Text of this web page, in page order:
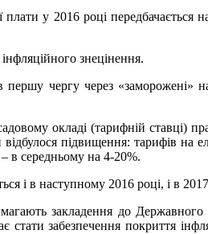
у 2016 році передбачається
знецінення.
чергу через «заморожені»
окладі (тарифній ставці)
підвищення: тарифів
в середньому на 4-20%.
і в наступному 2016 році, і в
закладення до
забезпечення покриття